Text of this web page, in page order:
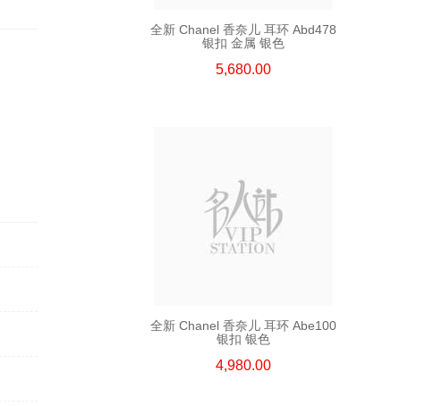
全新 Chanel 香奈儿 耳环 Abd478
银扣 金属 银色
5,680.00
全新 Chanel 香奈儿 耳环 Abe100
银扣 银色
4,980.00